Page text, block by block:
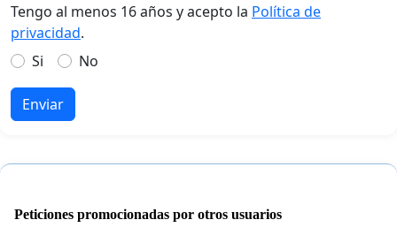
Tengo al menos 16 años y acepto la Política de
privacidad.
Si
No
Enviar
Peticiones promocionadas por otros usuarios